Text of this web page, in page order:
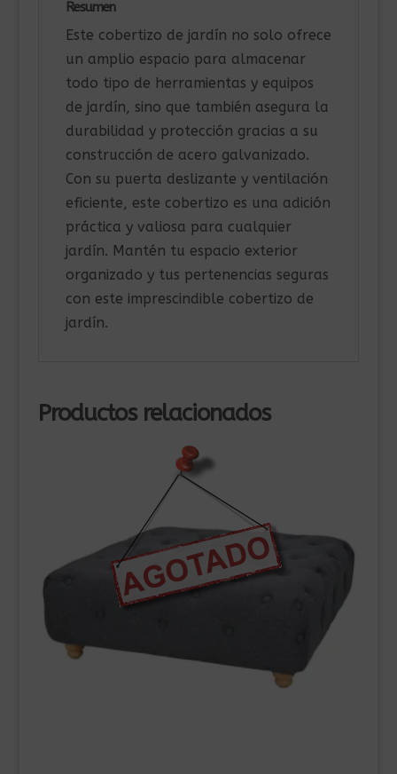
Resumen
Este cobertizo de jardín no solo ofrece
un amplio espacio para almacenar
todo tipo de herramientas y equipos
de jardín, sino que también asegura la
durabilidad y protección gracias a su
construcción de acero galvanizado.
Con su puerta deslizante y ventilación
eficiente, este cobertizo es una adición
práctica y valiosa para cualquier
jardín. Mantén tu espacio exterior
organizado y tus pertenencias seguras
con este imprescindible cobertizo de
jardín.
Productos relacionados